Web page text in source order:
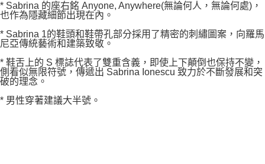
* Sabrina 的座右銘 Anyone, Anywhere(無論何人，無論何處)，
也作為隱藏細節出現在內。
* Sabrina 1的鞋頭和鞋帶孔部分採用了精密的刺繡圖案，向羅馬
尼亞傳統藝術和建築致敬。
* 鞋舌上的 S 標誌代表了雙重含義，即使上下顛倒也保持不變，
側看似無限符號，傳遞出 Sabrina Ionescu 致力於不斷發展和突
破的理念。
* 男性穿著建議大半號。